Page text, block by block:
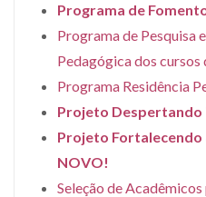
Programa de
Programa de Pesquisa
Pedagógica dos cursos
Programa Residência
Projeto Despertando
Projeto Fortalecendo
NOVO!
Seleção de